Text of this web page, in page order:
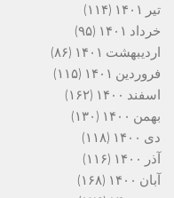
تیر ۱۴۰۱
(۱۱۴)
خرداد ۱۴۰۱
(۹۵)
اردیبهشت ۱۴۰۱
(۸۶)
فروردین ۱۴۰۱
(۱۱۵)
اسفند ۱۴۰۰
(۱۶۲)
بهمن ۱۴۰۰
(۱۳۰)
دی ۱۴۰۰
(۱۱۸)
آذر ۱۴۰۰
(۱۱۶)
آبان ۱۴۰۰
(۱۶۸)